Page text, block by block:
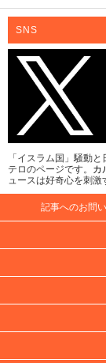
SNS
「イスラム国」騒動
テロのページです。 カ
ュースは好奇心を刺
記事へのお問